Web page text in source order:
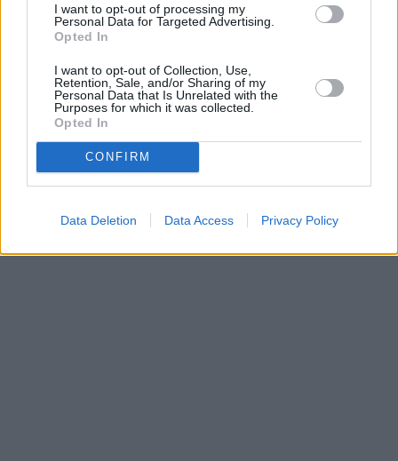
I want to opt-out of processing my
Personal Data for Targeted Advertising.
Opted In
I want to opt-out of Collection, Use,
Retention, Sale, and/or Sharing of my
Personal Data that Is Unrelated with the
Purposes for which it was collected.
Opted In
CONFIRM
Data Deletion Data Access Privacy Policy
O webu parabola.cz O souborech cookies
Dovolená u moře•Bazény